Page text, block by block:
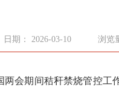
日期： 2026-03-10 浏览
两会期间秸秆禁烧管控工